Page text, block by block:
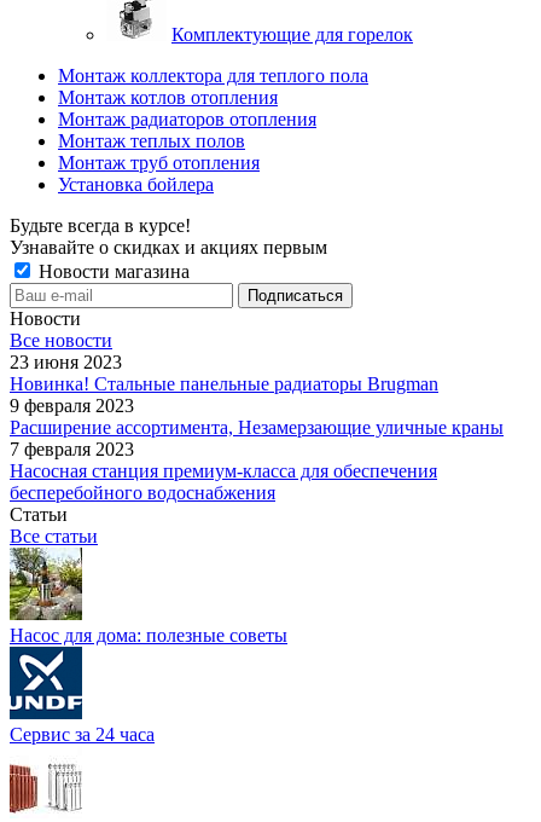
Комплектующие для горелок
Монтаж коллектора для теплого пола
Монтаж котлов отопления
Монтаж радиаторов отопления
Монтаж теплых полов
Монтаж труб отопления
Установка бойлера
Будьте всегда в курсе!
Узнавайте о скидках и акциях первым
Новости магазина
Новости
Все новости
23 июня 2023
Новинка! Стальные панельные радиаторы Brugman
9 февраля 2023
Расширение ассортимента, Незамерзающие уличные краны
7 февраля 2023
Насосная станция премиум-класса для обеспечения
бесперебойного водоснабжения
Статьи
Все статьи
Насос для дома: полезные советы
Сервис за 24 часа